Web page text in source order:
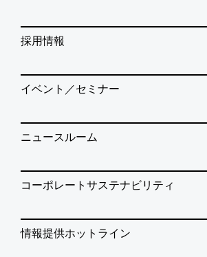
採用情報
イベント／セミナー
ニュースルーム
コーポレートサステナビリティ
情報提供ホットライン